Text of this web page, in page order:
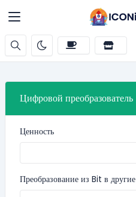
Цифровой преобразователь
Ценность
Преобразование из Bit в другие